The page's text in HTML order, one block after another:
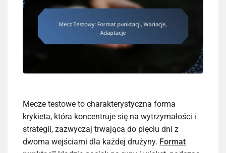
Mecze testowe to charakterystyczna forma
krykieta, która koncentruje się na wytrzymałości i
strategii, zazwyczaj trwająca do pięciu dni z
dwoma wejściami dla każdej drużyny. Format